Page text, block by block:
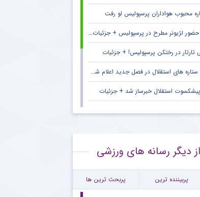
محبوب هواداران پرسپولیس لو رفت
لژیونر مطرح در پرسپولیس + جزئیات لو رفته
در رختکن پرسپولیس! + جزئیات
های استقلال در فصل جدید اعلام شد + جزئیات
استقلال خبرساز شد + جزئیات
پرسپولیس به ستاره های سرخ + جزئیات
جوان لیگ برتر را شکار کرد + جزئیات
دیگر رسانه های ورزشی
پربیننده ترین پربحث ترین ها